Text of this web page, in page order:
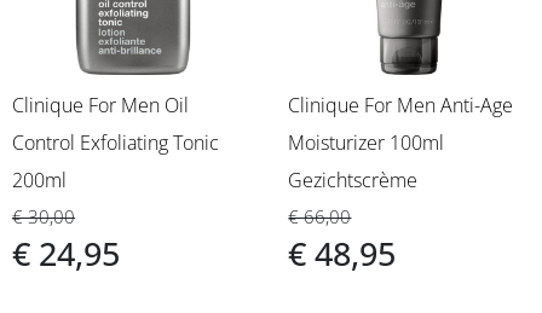
Clinique For Men Oil
Control Exfoliating Tonic
200ml
€ 30,00
€ 24,95
Clinique For Men Anti-Age
Moisturizer 100ml
Gezichtscrème
€ 66,00
€ 48,95